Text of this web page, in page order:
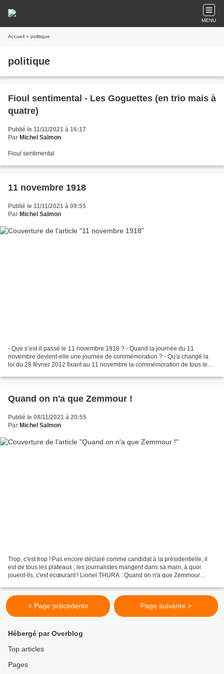
MENU
Accueil » politique
politique
Fioul sentimental - Les Goguettes (en trio mais à
quatre)
Publié le 11/11/2021 à 16:17
Par Michel Salmon
Fioul sentimental
11 novembre 1918
Publié le 11/11/2021 à 09:55
Par Michel Salmon
- Que s’est-il passé le 11 novembre 1918 ? - Quand la journée du 11
novembre devient-elle une journée de commémoration ? - Qu'a changé la
loi du 28 février 2012 fixant au 11 novembre la commémoration de tous les
Quand on n'a que Zemmour !
Publié le 08/11/2021 à 20:55
Par Michel Salmon
Trop, c'est trop ! Pas encore déclaré comme candidat à la présidentielle, il
est de tous les plateaux ; les journalistes mangent dans sa main, à quoi
jouent-ils, c'est écœurant ! Lionel THURA : Quand on n'a que Zemmour
< Page précédente Page suivante >
Hébergé par Overblog
Top articles
Pages